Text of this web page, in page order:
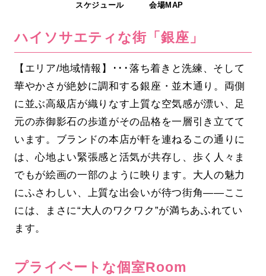
スケジュール 会場MAP
ハイソサエティな街「銀座」
【エリア/地域情報】･･･落ち着きと洗練、そして
華やかさが絶妙に調和する銀座・並木通り。両側
に並ぶ高級店が織りなす上質な空気感が漂い、足
元の赤御影石の歩道がその品格を一層引き立てて
います。ブランドの本店が軒を連ねるこの通りに
は、心地よい緊張感と活気が共存し、歩く人々ま
でもが絵画の一部のように映ります。大人の魅力
にふさわしい、上質な出会いが待つ街角――ここ
には、まさに“大人のワクワク”が満ちあふれてい
ます。
プライベートな個室Room